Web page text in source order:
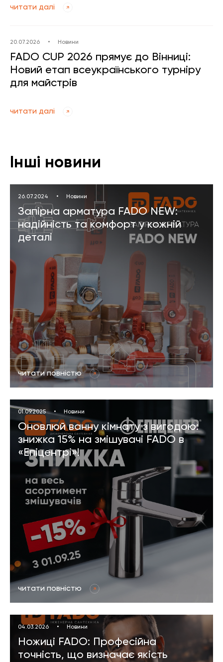
читати далі
20.07.2026 • Новини
FADO CUP 2026 прямує до Вінниці:
Новий етап всеукраїнського турніру
для майстрів
читати далі
Інші новини
26.07.2024 • Новини
Запірна арматура FADO NEW:
надійність та комфорт у кожній
деталі
читати повністю
01.09.2025 • Новини
Оновлюй ванну кімнату з вигодою:
знижка 15% на змішувачі FADO в
«Епіцентрі»!
читати повністю
04.03.2026 • Новини
Ножиці FADO: Професійна
точність, що визначає якість